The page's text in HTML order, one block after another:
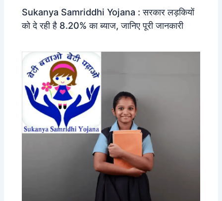
Sukanya Samriddhi Yojana : सरकार लड़कियों
को दे रही है 8.20% का ब्याज, जानिए पूरी जानकारी